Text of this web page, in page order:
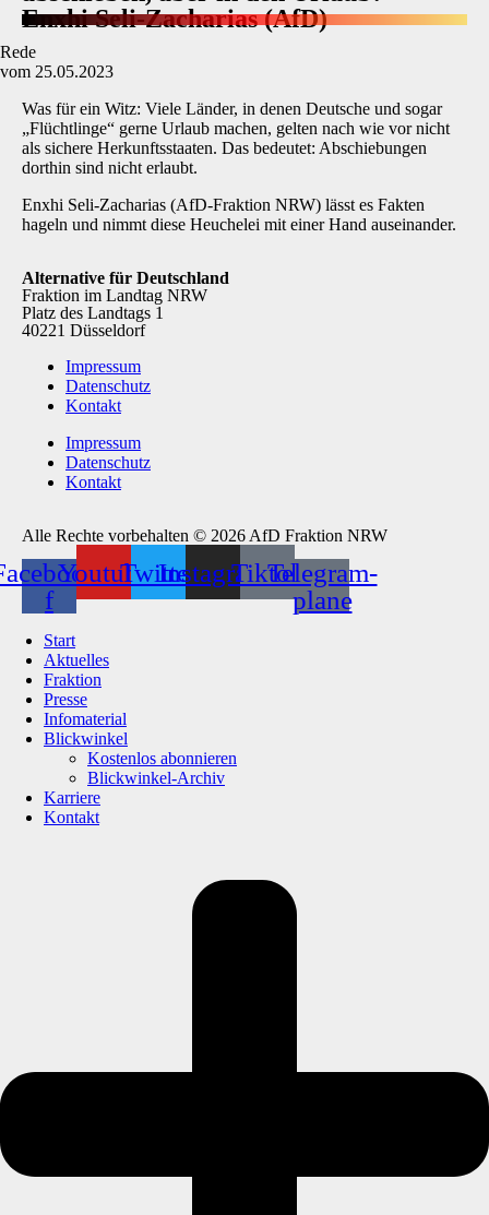
Enxhi Seli-Zacharias (AfD)
Rede
vom 25.05.2023
Was für ein Witz: Viele Länder, in denen Deutsche und sogar
„Flüchtlinge“ gerne Urlaub machen, gelten nach wie vor nicht
als sichere Herkunftsstaaten. Das bedeutet: Abschiebungen
dorthin sind nicht erlaubt.
Enxhi Seli-Zacharias (AfD-Fraktion NRW) lässt es Fakten
hageln und nimmt diese Heuchelei mit einer Hand auseinander.
Alternative für Deutschland
Fraktion im Landtag NRW
Platz des Landtags 1
40221 Düsseldorf
Impressum
Datenschutz
Kontakt
Impressum
Datenschutz
Kontakt
Alle Rechte vorbehalten © 2026 AfD Fraktion NRW
f
YoutubeTwitterInstagramTiktokTelegram-
plane
Start
Aktuelles
Fraktion
Presse
Infomaterial
Blickwinkel
Kostenlos abonnieren
Blickwinkel-Archiv
Karriere
Kontakt